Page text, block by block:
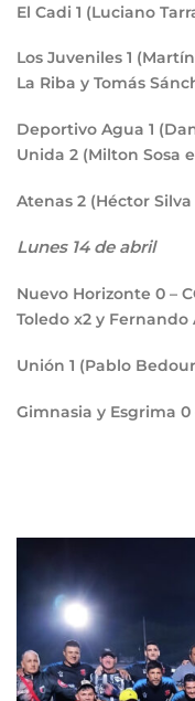
El Cadi 1 (Luciano
Los Juveniles 1
La Riba y Tomás
Deportivo Agua 1
Unida 2 (Milton Sosa
Atenas 2 (Héctor
Lunes 14 de abril
Nuevo Horizonte 0 –
Toledo x2 y Fernando
Unión 1 (Pablo
Gimnasia y Esgrima 0